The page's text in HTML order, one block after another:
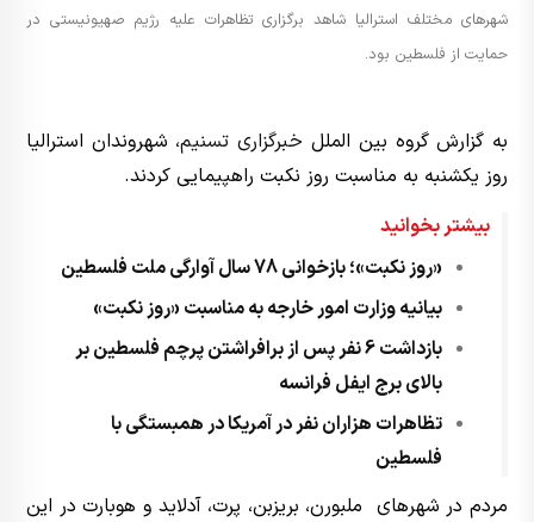
شهرهای مختلف استرالیا شاهد برگزاری تظاهرات علیه رژیم صهیونیستی در
حمایت از فلسطین بود.
به گزارش گروه بین الملل خبرگزاری تسنیم، شهروندان استرالیا
روز یکشنبه به مناسبت روز نکبت راهپیمایی کردند.
بیشتر بخوانید
«روز نکبت»؛ بازخوانی 78 سال آوارگی ملت فلسطین
بیانیه وزارت امور خارجه به مناسبت «روز نکبت»
بازداشت 6 نفر پس از برافراشتن پرچم فلسطین بر
بالای برج ایفل فرانسه
تظاهرات هزاران نفر در آمریکا در همبستگی با
فلسطین
مردم در شهرهای ملبورن، بریزبن، پرت، آدلاید و هوبارت در این